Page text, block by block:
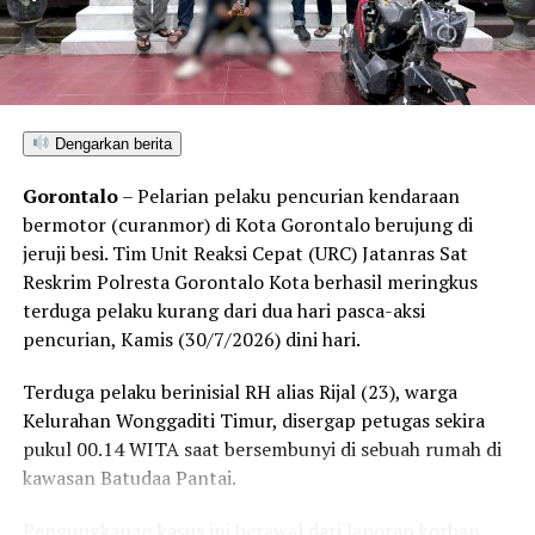
Selain menyegel lubang tambang dan mengamankan
barang bukti material serta alat pengolahan, petugas
turut menempelkan surat imbauan tertulis di sekitar
yang berlangsung.
Kendati saat tim tiba di lokasi tidak ditemukan adanya
aktivitas penambangan yang tengah berjalan, seluruh
rangkaian kegiatan penyelidikan berlangsung aman,
kondusif, dan tanpa hambatan.
Kombes Pol. Maruly menegaskan, Polda Gorontalo tidak
Pihaknya kini tengah melakukan penelusuran mendalam
terhadap pihak-pihak yang terafiliasi dengan aktivitas
tambang ilegal tersebut.
Dengarkan berita
Gorontalo– Pelarian pelaku pencurian kendaraan
bermotor (curanmor) di Kota Gorontalo berujung di
jeruji besi. Tim Unit Reaksi Cepat (URC) Jatanras Sat
Reskrim Polresta Gorontalo Kota berhasil meringkus
terduga pelaku kurang dari dua hari pasca-aksi
pencurian, Kamis (30/7/2026) dini hari.
Terduga pelaku berinisial RH alias Rijal (23), warga
Kelurahan Wonggaditi Timur, disergap petugas sekira
pukul 00.14 WITA saat bersembunyi di sebuah rumah di
kawasan Batudaa Pantai.